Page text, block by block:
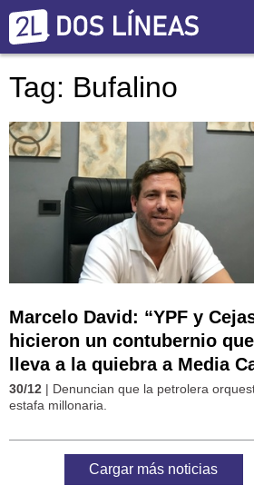
Tag: Bufalino
Marcelo David: “YPF y
hicieron un contubernio que
lleva a la quiebra a Media
30/12 | Denuncian que la petrolera
estafa millonaria.
Cargar más noticias